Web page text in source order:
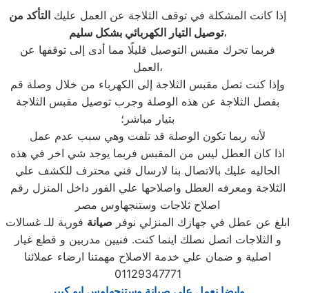
إذا كانت المشكلة في توقف الثلاجة عن العمل عليك التأكد من
توصيل التيار الكهربائي بشكل سليم،
فربما تحرك مقبس التوصيل قليلًا مما أدى إلى توقفها عن
العمل،
وإذا كنت تصل مقبس الثلاجة إلى الكهرباء من خلال وصلة قم
بفصل الثلاجة عن هذه الوصلة وجرب توصيل مقبس الثلاجة
بتيار مباشر؛
لأنه ربما تكون الوصلة قد تلفت وهي سبب عدم عمل
اذا كان العطل ليس من المقبس فربما يوجد شي اخر في هذه
الحاليه عليك بالاتصال بنا لارسال فني محترف للكشف علي
الثلاجة ومعرفه العطل واصلاحها علي الفور داخل المنزل رقم
اصلاح ثلاجات وستنجهاوس مصر
ابلغ عن عطل في جهازك المنزلي نوفر صيانة فورية للـ غسالات
و الثلاجات اتصل نصلك اينما كنت. فنيين مدربين و قطع غيار
اصلية و ضمان علي خدمة الاصلاح مهمتنا ارضاء عملائنا
01129347771